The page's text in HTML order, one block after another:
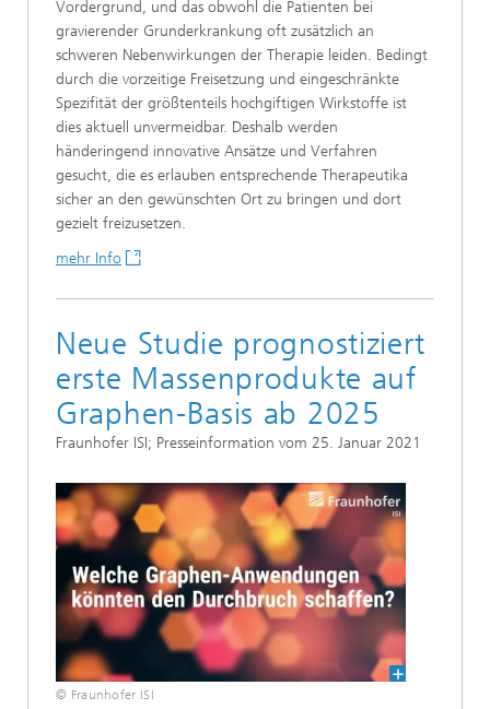
Vordergrund, und das obwohl die Patienten bei
gravierender Grunderkrankung oft zusätzlich an
schweren Nebenwirkungen der Therapie leiden. Bedingt
durch die vorzeitige Freisetzung und eingeschränkte
Spezifität der größtenteils hochgiftigen Wirkstoffe ist
dies aktuell unvermeidbar. Deshalb werden
händeringend innovative Ansätze und Verfahren
gesucht, die es erlauben entsprechende Therapeutika
sicher an den gewünschten Ort zu bringen und dort
gezielt freizusetzen.
mehr Info
Neue Studie prognostiziert
erste Massenprodukte auf
Graphen-Basis ab 2025
Fraunhofer ISI; Presseinformation vom 25. Januar 2021
© Fraunhofer ISI